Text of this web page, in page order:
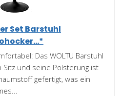
Set Barstuhl
Das WOLTU Barstuhl
Sitz und seine Polsterung ist
gefertigt, was ein